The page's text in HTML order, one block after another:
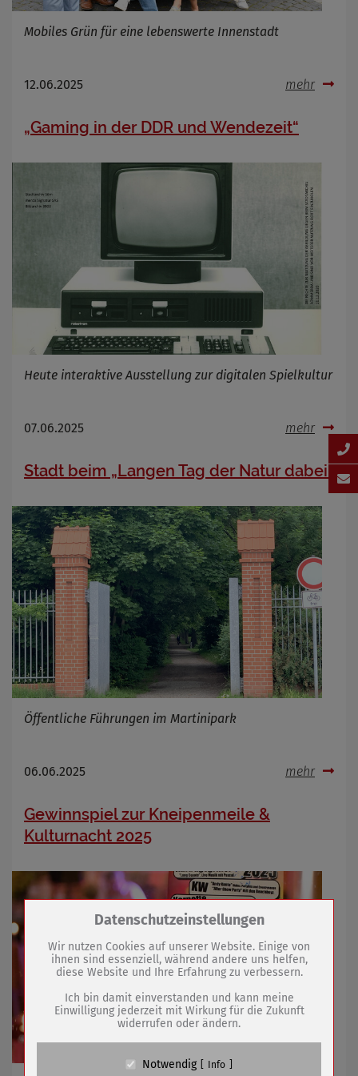
Mobiles Grün für eine lebenswerte Innenstadt
12.06.2025 mehr
„Gaming in der DDR und Wendezeit“
Heute interaktive Ausstellung zur digitalen Spielkultur
07.06.2025 mehr
Stadt beim „Langen Tag der Natur dabei“
Öffentliche Führungen im Martinipark
06.06.2025 mehr
Gewinnspiel zur Kneipenmeile &
Kulturnacht 2025
Zum Betrieb der Seite notwendige Cookies /
Name
PHP Session Cookie
Anbieter
Eigentümer dieser Website (Wenko-
Wenselaar GmbH & Co. KG)
Absicherung Kontaktformular / SPAM
Datenschutzeinstellungen
Wir nutzen Cookies auf unserer Website. Einige von
ihnen sind essenziell, während andere uns helfen,
diese Website und Ihre Erfahrung zu verbessern.
Ich bin damit einverstanden und kann meine
Einwilligung jederzeit mit Wirkung für die Zukunft
widerrufen oder ändern.
Notwendig Info